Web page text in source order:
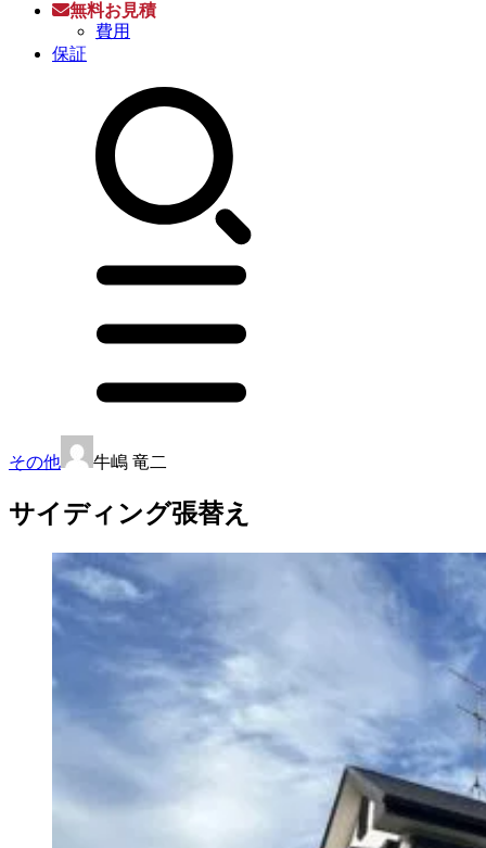
無料お見積
費用
保証
その他 牛嶋 竜二
サイディング張替え